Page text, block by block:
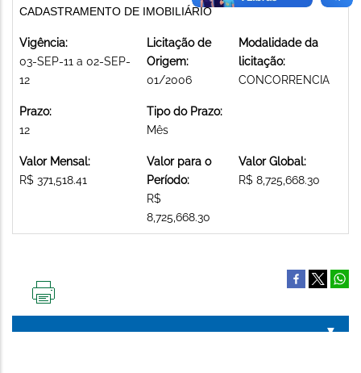
CADASTRAMENTO DE IMOBILIÁRIO
Vigência:
03-SEP-11 a 02-SEP-
12
Licitação de
Origem:
01/2006
Modalidade da
licitação:
CONCORRENCIA
Prazo:
12
Tipo do Prazo:
Mês
Valor Mensal:
R$ 371,518.41
Valor para o
Período:
R$
8,725,668.30
Valor Global:
R$ 8,725,668.30
PÁGINA